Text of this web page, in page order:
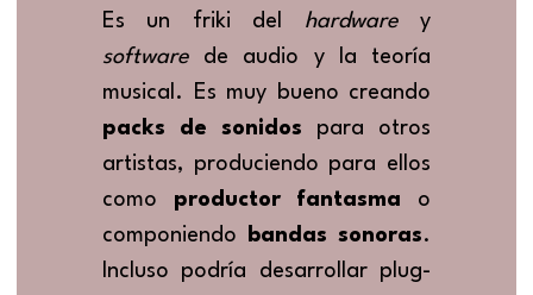
Es un friki del hardware
software de audio y la teoría
packs de sonidos para otros
artistas, produciendo para ellos
como productor fantasma o
componiendo
bandas sonoras.
Incluso podría desarrollar plug-